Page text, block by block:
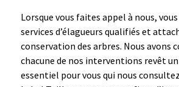
Lorsque vous faites appel à nous,
services d’élagueurs qualifiés et
conservation des arbres. Nous avons
chacune de nos interventions revêt
essentiel pour vous qui nous